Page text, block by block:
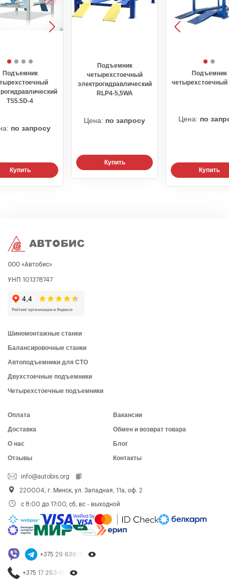
Подъемник
TS5.5D-4
по запросу
Купить
Подъемник
четырехстоечный
электрогидравлический
RLP4-5,5WA
Цена: по запросу
Купить
Подъемник
четырехстоечный
Цена: по
Купить
ООО «Автобис»
УНП 101378747
Шиномонтажные станки
Балансировочные станки
Автоподъемники для СТО
Двухстоечные подъемники
Четырехстоечные подъемники
Оплата
Доставка
О нас
Отзывы
Вакансии
Обмен и возврат товара
Блог
Контакты
info@autobis.org
220004, г. Минск, ул. Западная, 11а, оф. 2
с 8:00 до 17:00, сб, вс - выходной
+375 29 638-79-23
+375 17 253-03-26